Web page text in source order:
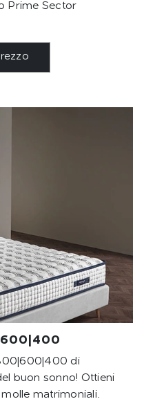
Prime Sector
di
buon sonno! Ottieni
matrimoniali.